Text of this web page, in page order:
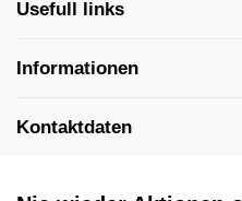
Usefull links
Informationen
Kontaktdaten